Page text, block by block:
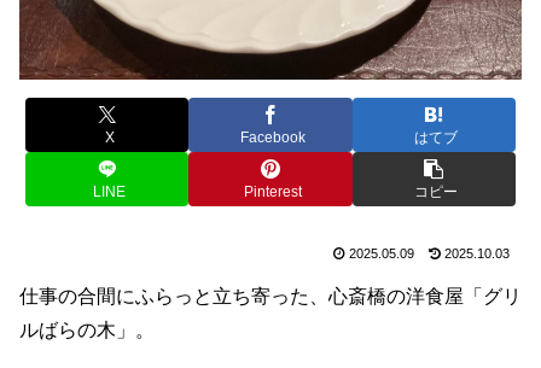
X Facebook はてブ
LINE Pinterest コピー
2025.05.09 2025.10.03
仕事の合間にふらっと立ち寄った、心斎橋の洋食屋「グリ
ルばらの木」。